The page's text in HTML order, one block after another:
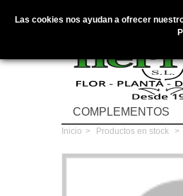
COMPLEMENTOS
Inicio > Productos en stock >
Las cookies nos ayudan a ofrecer